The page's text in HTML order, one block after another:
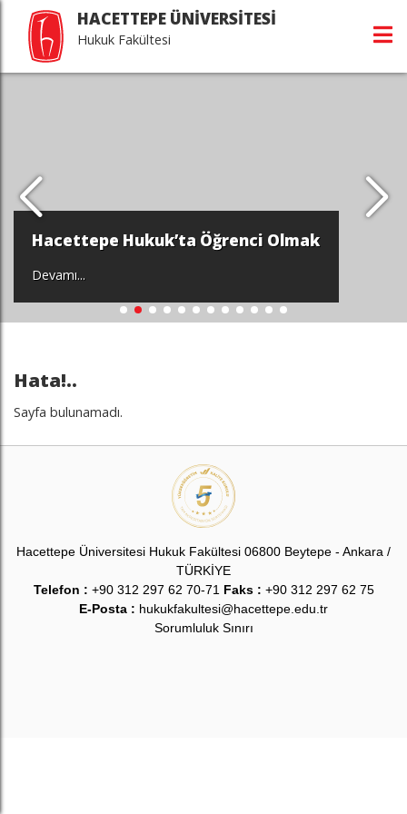
HACETTEPE ÜNİVERSİTESİ
Hukuk Fakültesi
Hacettepe Hukuk’ta Öğrenci Olmak
Devamı...
Hata!..
Sayfa bulunamadı.
Hacettepe Üniversitesi Hukuk Fakültesi 06800 Beytepe - Ankara /
TÜRKİYE
Telefon : +90 312 297 62 70-71 Faks : +90 312 297 62 75
E-Posta : hukukfakultesi@hacettepe.edu.tr
Sorumluluk Sınırı